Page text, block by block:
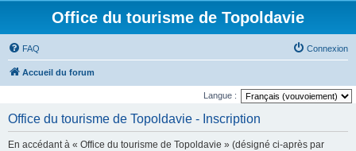
Office du tourisme de Topoldavie
FAQ Connexion
Accueil du forum
Langue :
Office du tourisme de Topoldavie - Inscription
En accédant à « Office du tourisme de Topoldavie » (désigné ci-après par